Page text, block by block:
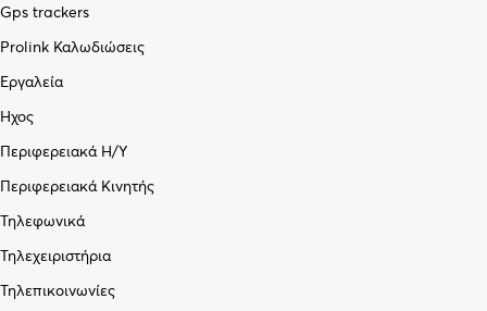
Gps trackers
Prolink Καλωδιώσεις
Εργαλεία
Ήχος
Περιφερειακά Η/Υ
Περιφερειακά Κινητής
Τηλεφωνικά
Τηλεχειριστήρια
Τηλεπικοινωνίες